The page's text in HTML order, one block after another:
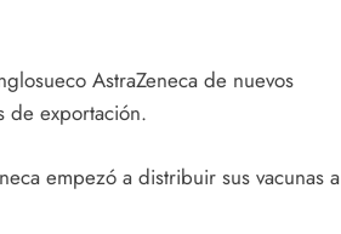
AstraZeneca de nuevos
de exportación.
empezó a distribuir sus vacunas a